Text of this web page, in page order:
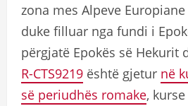
zona mes Alpeve
duke filluar nga fundi i
përgjatë Epokës së Hekurit
R-CTS9219 është gjetur në
së periudhës romake,